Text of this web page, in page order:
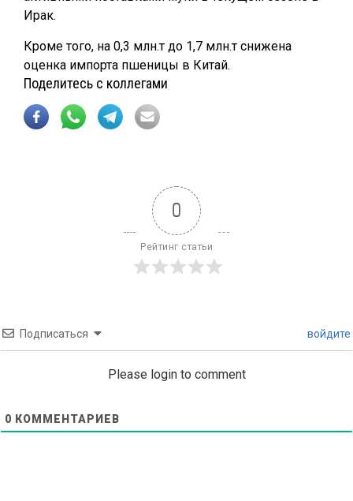
Ирак.
Кроме того, на 0,3 млн.т до 1,7 млн.т снижена
оценка импорта пшеницы в Китай.
Поделитесь с коллегами
0
Рейтинг статьи
Подписаться войдите
Please login to comment
0 КОММЕНТАРИЕВ